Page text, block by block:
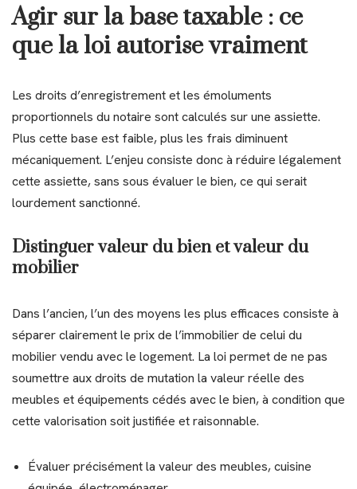
Agir sur la base taxable : ce
que la loi autorise vraiment
Les droits d’enregistrement et les émoluments
proportionnels du notaire sont calculés sur une assiette.
Plus cette base est faible, plus les frais diminuent
mécaniquement. L’enjeu consiste donc à réduire légalement
cette assiette, sans sous évaluer le bien, ce qui serait
lourdement sanctionné.
Distinguer valeur du bien et valeur du
mobilier
Dans l’ancien, l’un des moyens les plus efficaces consiste à
séparer clairement le prix de l’immobilier de celui du
mobilier vendu avec le logement. La loi permet de ne pas
soumettre aux droits de mutation la valeur réelle des
meubles et équipements cédés avec le bien, à condition que
cette valorisation soit justifiée et raisonnable.
Évaluer précisément la valeur des meubles, cuisine